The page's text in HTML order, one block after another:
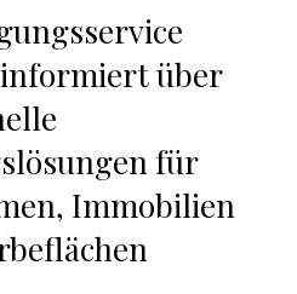
über
für
Immobilien